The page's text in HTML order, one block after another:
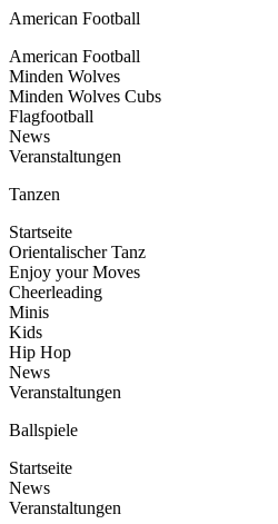
American Football
American Football
Minden Wolves
Minden Wolves Cubs
Flagfootball
News
Veranstaltungen
Tanzen
Startseite
Orientalischer Tanz
Enjoy your Moves
Cheerleading
Minis
Kids
Hip Hop
News
Veranstaltungen
Ballspiele
Startseite
News
Veranstaltungen